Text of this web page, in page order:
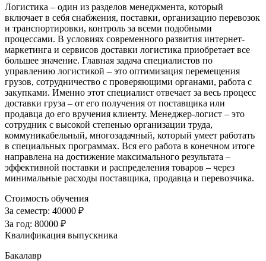
Логистика – один из разделов менеджмента, который
включает в себя снабжения, поставки, организацию перевозок
и транспортировки, контроль за всеми подобными
процессами. В условиях современного развития интернет-
маркетинга и сервисов доставки логистика приобретает все
большее значение. Главная задача специалистов по
управлению логистикой – это оптимизация перемещения
грузов, сотрудничество с проверяющими органами, работа с
закупками. Именно этот специалист отвечает за весь процесс
доставки груза – от его получения от поставщика или
продавца до его вручения клиенту. Менеджер-логист – это
сотрудник с высокой степенью организации труда,
коммуникабельный, многозадачный, который умеет работать
в специальных программах. Вся его работа в конечном итоге
направлена на достижение максимального результата –
эффективной поставки и распределения товаров – через
минимальные расходы поставщика, продавца и перевозчика.
Стоимость обучения
За семестр: 40000 ₽
За год: 80000 ₽
Квалификация выпускника
Бакалавр